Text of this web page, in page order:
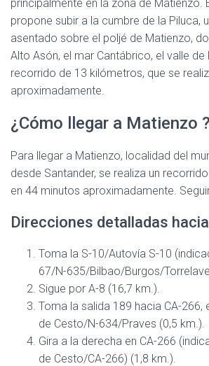
principalmente en la zona de Matienzo.
propone subir a la cumbre de la Piluca,
asentado sobre el poljé de Matienzo,
Alto Asón, el mar Cantábrico, el valle de
recorrido de 13 kilómetros, que se
aproximadamente.
¿Cómo llegar a Matienzo ?
Para llegar a Matienzo, localidad del
desde Santander, se realiza un
en 44 minutos aproximadamente.
Direcciones detalladas
Toma la S-10/Autovía S-10
67/N-635/Bilbao/Burgos/
Sigue por A-8 (16,7 km.).
Toma la salida 189 hacia CA-266,
de Cesto/N-634/Praves (0,5 km.).
Gira a la derecha en CA-266
de Cesto/CA-266) (1,8 km.).